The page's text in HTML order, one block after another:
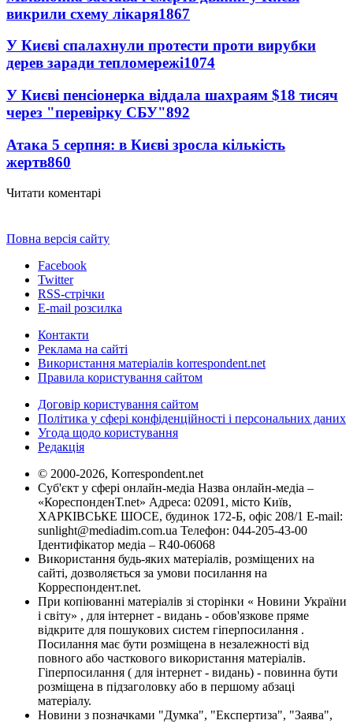
викрили схему лікаря1867
У Києві спалахнули протести проти вирубки
дерев заради тепломережі1074
У Києві пенсіонерка віддала шахраям $18 тисяч
через "перевірку СБУ"892
Атака 5 серпня: в Києві зросла кількість
жертв860
Читати коментарі
Повна версія сайту
Facebook
Twitter
RSS-стрічки
E-mail розсилка
Контакти
Реклама на сайті
Використання матеріалів korrespondent.net
Правила користування сайтом
Договір користування сайтом
Політика у сфері конфіденційності і персональних даних
Угода щодо користування
Редакція
© 2000-2026, Korrespondent.net
Суб'єкт у сфері онлайн-медіа Назва онлайн-медіа –
«КореспонденТ.net» Адреса: 02091, місто Київ,
ХАРКІВСЬКЕ ШОСЕ, будинок 172-Б, офіс 208/1 E-mail:
sunlight@mediadim.com.ua Телефон: 044-205-43-00
Ідентифікатор медіа – R40-06068
Використання будь-яких матеріалів, розміщених на
сайті, дозволяється за умови посилання на
Корреспондент.net.
При копіюванні матеріалів зі сторінки « Новини України
і світу» , для інтернет - видань - обов'язкове пряме
відкрите для пошукових систем гіперпосилання .
Посилання має бути розміщена в незалежності від
повного або часткового використання матеріалів.
Гіперпосилання ( для інтернет - видань) - повинна бути
розміщена в підзаголовку або в першому абзаці
матеріалу.
Новини з позначками "Думка", "Експертиза", "Заява",